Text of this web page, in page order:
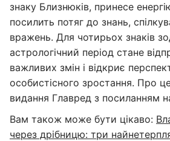
знаку Близнюків, принесе
посилить потяг до знань,
вражень. Для чотирьох знаків
астрологічний період стане
важливих змін і відкриє
особистісного зростання. Про
видання Главред з посиланням
Вам також може бути цікаво:
через дрібницю: три